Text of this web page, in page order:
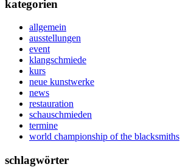
kategorien
allgemein
ausstellungen
event
klangschmiede
kurs
neue kunstwerke
news
restauration
schauschmieden
termine
world championship of the blacksmiths
schlagwörter